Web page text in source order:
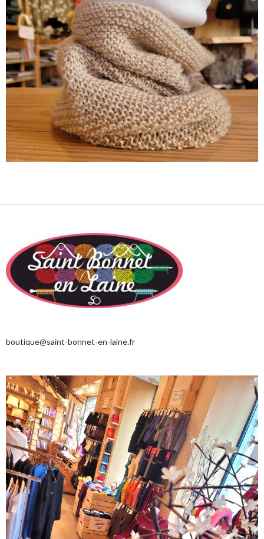
boutique@saint-bonnet-en-laine.fr